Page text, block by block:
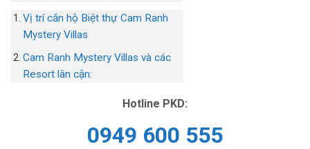
Vị trí căn hộ Biệt thự Cam Ranh
Mystery Villas
Cam Ranh Mystery Villas và các
Resort lân cận:
Hotline PKD:
0949 600 555